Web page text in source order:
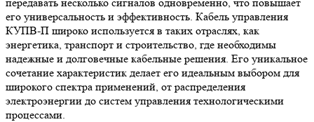
его универсальность и эффективность. Кабель управления
КУПВ-П широко используется в таких отраслях, как
энергетика, транспорт и строительство, где необходимы
надежные и долговечные кабельные решения. Его уникальное
сочетание характеристик делает его идеальным выбором для
широкого спектра применений, от распределения
электроэнергии до систем управления технологическими
процессами.